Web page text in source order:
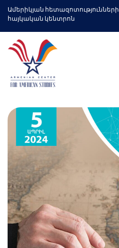
Ամերիկյան հետազոտությունների
հայկական կենտրոն